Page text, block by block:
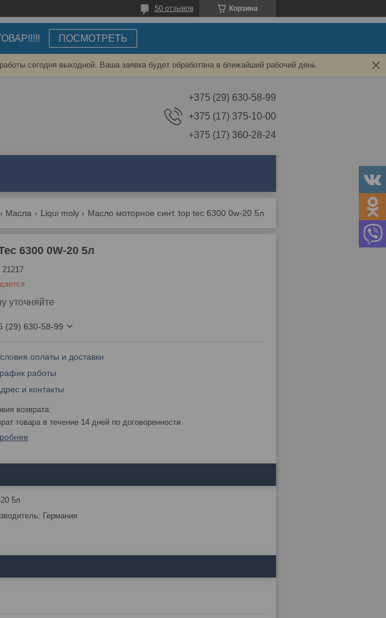
Корзина
50 отзывов
ПОСМОТРЕТЬ
сегодня выходной. Ваша заявка будет обработана в ближайший рабочий день.
+375 (29) 630-58-99
+375 (17) 375-10-00
+375 (17) 360-28-24
Масла Liqui moly Масло моторное синт. top tec 6300 0w-20 5л
6300 0W-20 5л
21217
уточняйте
(29) 630-58-99
оплаты и доставки
работы
и контакты
товара в течение 14 дней по договоренности
5л
Германия